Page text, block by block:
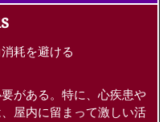
耗を避ける
がある。特に、心疾患や
屋内に留まって激しい活